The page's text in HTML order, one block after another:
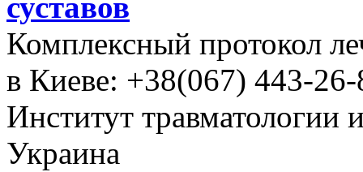
суставов
Комплексный протокол
в Киеве: +38(067) 443-
Институт
Украина